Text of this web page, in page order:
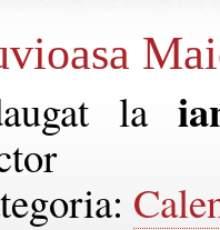
la